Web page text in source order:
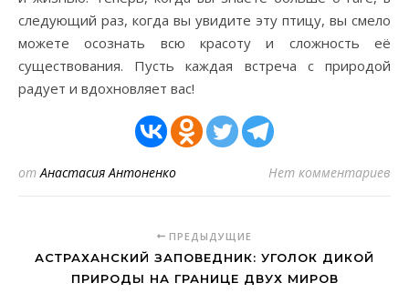
следующий раз, когда вы увидите эту птицу, вы смело
можете осознать всю красоту и сложность её
существования. Пусть каждая встреча с природой
радует и вдохновляет вас!
отАнастасия Антоненко Нет комментариев
ПРЕДЫДУЩИЕ
АСТРАХАНСКИЙ ЗАПОВЕДНИК: УГОЛОК ДИКОЙ
ПРИРОДЫ НА ГРАНИЦЕ ДВУХ МИРОВ